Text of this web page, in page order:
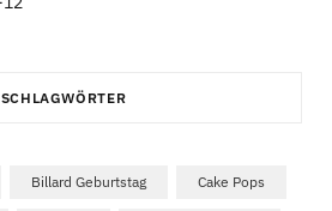
SCHLAGWÖRTER
Billard Geburtstag Cake Pops